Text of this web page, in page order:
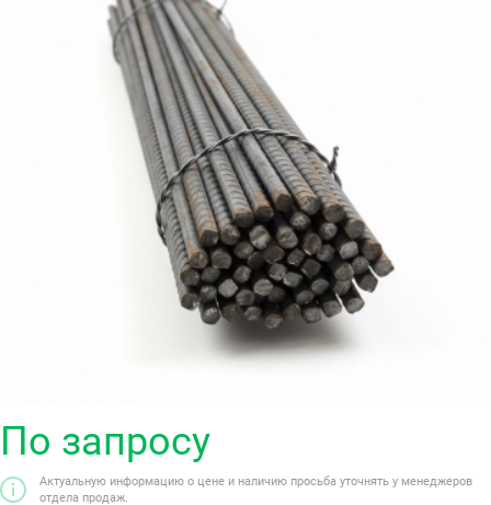
По запросу
Актуальную информацию о цене и наличию просьба уточнять у менеджеров
отдела продаж.